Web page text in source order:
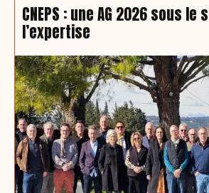
CNEPS : une AG 2026 sous le
l’expertise